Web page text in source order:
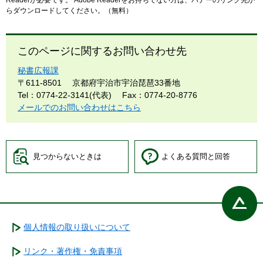
らダウンロードしてください。（無料）
このページに関するお問い合わせ先
秘書広報課
〒611-8501
京都府宇治市宇治琵琶33番地
Tel：0774-22-3141(代表)
Fax：0774-20-8776
メールでのお問い合わせはこちら
見つからないときは よくある質問と回答
個人情報の取り扱いについて
リンク・著作権・免責事項